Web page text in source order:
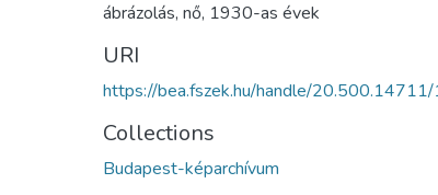
ábrázolás, nő, 1930-as évek
URI
https://bea.fszek.hu/handle/
Collections
Budapest-képarchívum